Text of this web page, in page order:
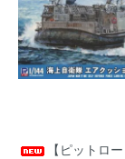
【ピットロ